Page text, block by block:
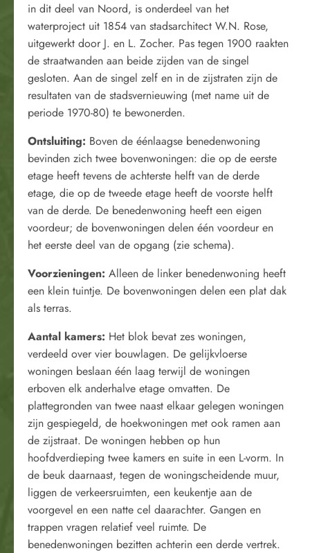
in dit deel van Noord, is onderdeel van het
waterproject uit 1854 van stadsarchitect W.N. Rose,
uitgewerkt door J. en L. Zocher. Pas tegen 1900 raakten
de straatwanden aan beide zijden van de singel
gesloten. Aan de singel zelf en in de zijstraten zijn de
resultaten van de stadsvernieuwing (met name uit de
periode 1970-80) te bewonerden.
Ontsluiting: Boven de éénlaagse benedenwoning
bevinden zich twee bovenwoningen: die op de eerste
etage heeft tevens de achterste helft van de derde
etage, die op de tweede etage heeft de voorste helft
van de derde. De benedenwoning heeft een eigen
voordeur; de bovenwoningen delen één voordeur en
het eerste deel van de opgang (zie schema).
Voorzieningen: Alleen de linker benedenwoning heeft
een klein tuintje. De bovenwoningen delen een plat dak
als terras.
Aantal kamers: Het blok bevat zes woningen,
verdeeld over vier bouwlagen. De gelijkvloerse
woningen beslaan één laag terwijl de woningen
erboven elk anderhalve etage omvatten. De
plattegronden van twee naast elkaar gelegen woningen
zijn gespiegeld, de hoekwoningen met ook ramen aan
de zijstraat. De woningen hebben op hun
hoofdverdieping twee kamers en suite in een L-vorm. In
de beuk daarnaast, tegen de woningscheidende muur,
liggen de verkeersruimten, een keukentje aan de
voorgevel en een natte cel daarachter. Gangen en
trappen vragen relatief veel ruimte. De
benedenwoningen bezitten achterin een derde vertrek.